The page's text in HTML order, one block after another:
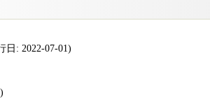
日: 2022-07-01)